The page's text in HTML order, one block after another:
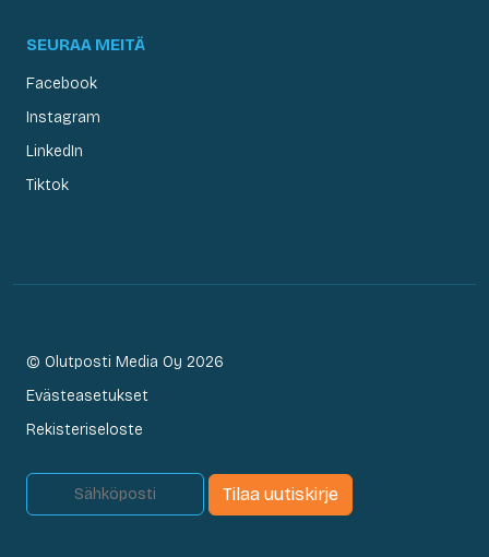
SEURAA MEITÄ
Facebook
Instagram
LinkedIn
Tiktok
© Olutposti Media Oy 2026
Evästeasetukset
Rekisteriseloste
Tilaa uutiskirje